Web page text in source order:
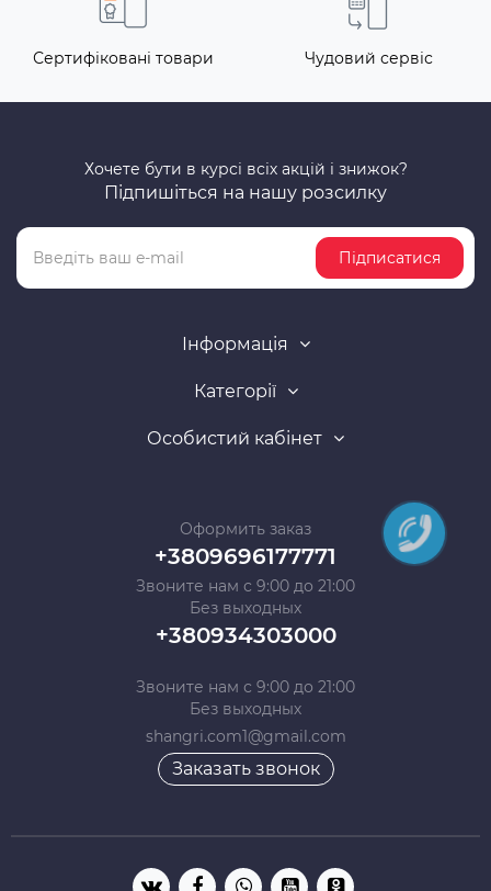
Сертифіковані товари Чудовий сервіс
Хочете бути в курсі всіх акцій і знижок?
Підпишіться на нашу розсилку
Підписатися
Інформація
Категорії
Особистий кабінет
Оформить заказ
+3809696177771
Звоните нам с 9:00 до 21:00
Без выходных
+380934303000
Звоните нам с 9:00 до 21:00
Без выходных
shangri.com1@gmail.com
Заказать звонок